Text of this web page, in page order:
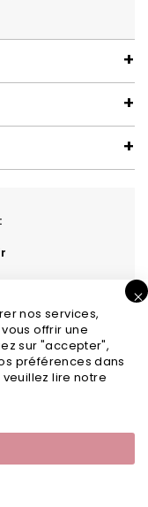
nos services,
offrir une
sur "accepter",
préférences dans
lire notre